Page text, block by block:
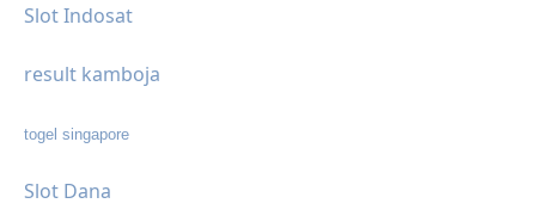
Slot Indosat
result kamboja
togel singapore
Slot Dana